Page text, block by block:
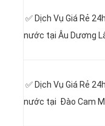
✅ Dịch Vụ Giá Rẻ
nước tại Âu Dương
✅ Dịch Vụ Giá Rẻ
nước tại Đào Cam